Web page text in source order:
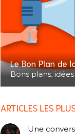
Le Bon Plan de
Bons plans, idées
ARTICLES LES
Une